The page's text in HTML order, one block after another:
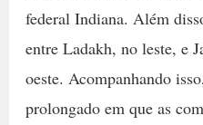
federal Indiana. Além
entre Ladakh, no leste, e
oeste. Acompanhando
prolongado em que as